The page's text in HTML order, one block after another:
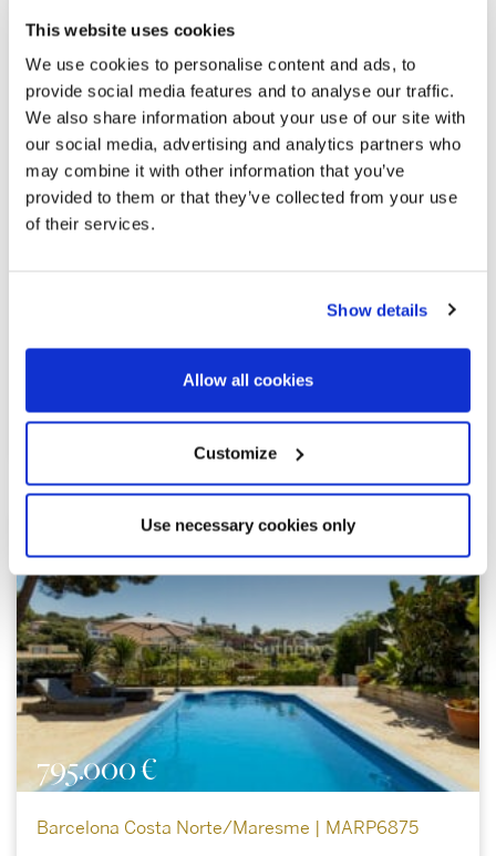
This website uses cookies
We use cookies to personalise content and ads, to
provide social media features and to analyse our traffic.
We also share information about your use of our site with
our social media, advertising and analytics partners who
may combine it with other information that you’ve
provided to them or that they’ve collected from your use
of their services.
Show details
Allow all cookies
Customize
Use necessary cookies only
655.000 €
Sitges / Barcelona Costa Sur | SITP6511
Découvrez cet impressionnant duplex entièrement rénové,
terrasse de 93 m² offrant une vue panoramique sur la mer,
795.000 €
Barcelona Costa Norte/Maresme | MARP6875